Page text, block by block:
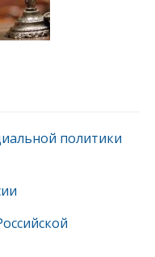
политики